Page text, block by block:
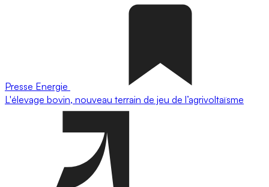
Presse Energie
L'élevage bovin, nouveau terrain de jeu de l’agrivoltaïsme